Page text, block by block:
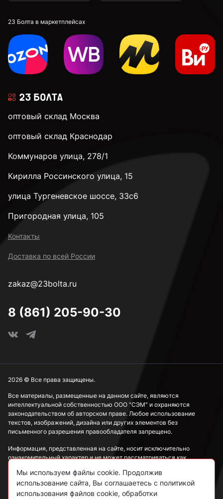
23 Болта в маркетплейсах
оптовый склад Москва
оптовый склад Краснодар
Коммунаров улица, 278/1
Кирилла Россинского улица, 15
улица Тургеневское шоссе, 33с6
Пригородная улица, 105
Контакты
Доставка по всей России
zakaz@23bolta.ru
8 (861) 205-90-30
Все материалы, размещенные на данном сайте, являются
интеллектуальной собственностью ООО "СЭМ" и охраняются
законодательством об авторском праве. Любое использование
текстов, изображений, дизайна или других элементов без
письменного разрешения правообладателя запрещено.
Информация, представленная на сайте, носит исключительно
ознакомительный характер и не может рассматриваться как
Политика конфиденциальности
2026 © Все права защищены.
Мы используем файлы cookie. Продолжив
использование сайта, Вы соглашаетесь с политикой
использования файлов cookie, обработки